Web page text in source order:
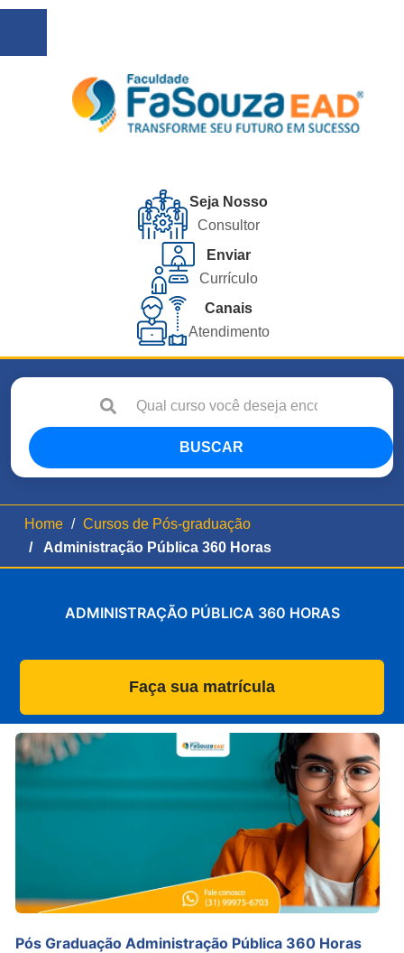
Seja Nosso
Consultor
Enviar
Currículo
Canais
Atendimento
BUSCAR
Home
Cursos de Pós-graduação
Administração Pública 360 Horas
ADMINISTRAÇÃO PÚBLICA 360 HORAS
Faça sua matrícula
Pós Graduação Administração Pública 360 Horas